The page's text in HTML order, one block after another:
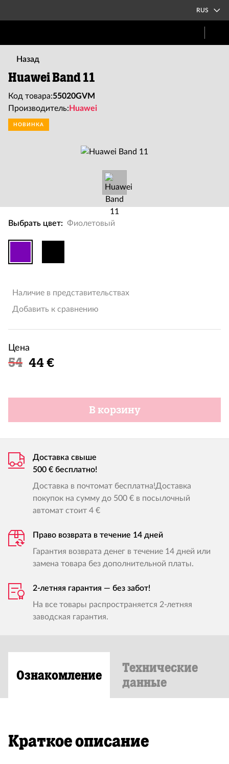
RUS
Назад
Huawei Band 11
Код товара:55020GVM
Производитель: Huawei
НОВИНКА
Выбрать цвет: Фиолетовый
Наличие в представительствах
Добавить к сравнению
Цена
54 Льготная цена
44 €
В корзину
Доставка свыше
500 € бесплатно!
Доставка в почтомат бесплатна!Доставка
покупок на сумму до 500 € в посылочный
автомат стоит 4 €
Право возврата в течение 14 дней
Гарантия возврата денег в течение 14 дней или
замена товара без дополнительной платы.
2-летняя гарантия — без забот!
На все товары распространяется 2-летняя
заводская гарантия.
Ознакомление
Технические
данные
Краткое описание